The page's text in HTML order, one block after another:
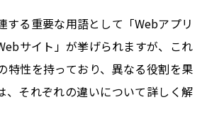
する重要な用語として「Webアプリ
サイト」が挙げられますが、これ
特性を持っており、異なる役割を果
、それぞれの違いについて詳しく解